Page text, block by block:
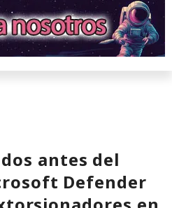
antes del
Defender